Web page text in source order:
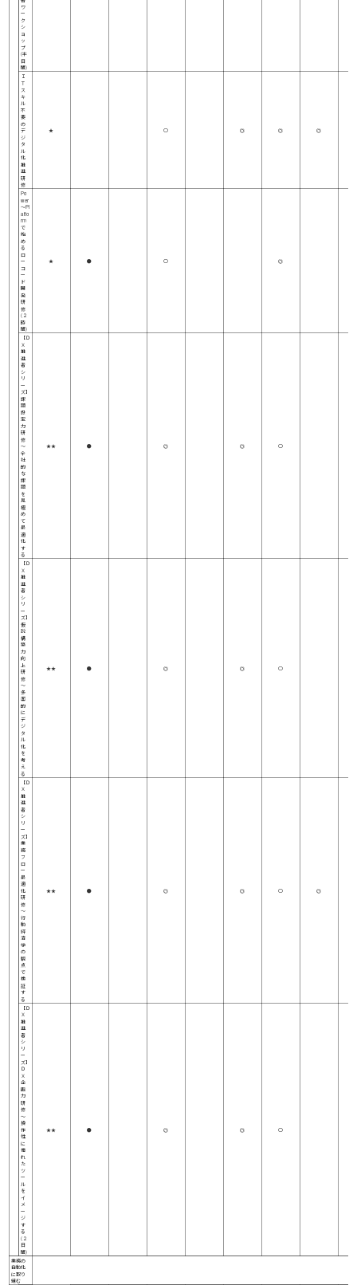
ワ
ー
ク
シ
ョ
ッ
プ
(半
日
間)
Ｉ
Ｔ
ス
キ
ル
不
要
の
デ
ジ
タ
ル
化
推
進
研
修
★ ○ ◎ ◎ ◎
Po
wer
～Pl
atfo
rm
で
始
め
る
ロ
ー
コ
ー
ド
開
発
研
修
(２
時
間)
★ ● ○ ◎
【Ｄ
Ｘ
推
進
者
シ
リ
ー
ズ】
課
題
設
定
力
研
修
～
全
社
的
な
課
題
を
見
極
め
て
最
適
化
す
る
★★ ● ◎ ◎ ○
【Ｄ
Ｘ
推
進
者
シ
リ
ー
ズ】
仮
説
構
築
力
向
上
研
修
～
多
面
的
に
デ
ジ
タ
ル
化
を
考
え
る
★★ ● ◎ ◎ ○
【Ｄ
Ｘ
推
進
者
シ
リ
ー
ズ】
業
務
フ
ロ
ー
最
適
化
研
修
～
行
動
経
済
学
の
観
点
で
検
証
す
る
★★ ● ◎ ◎ ○ ◎
【Ｄ
Ｘ
推
進
者
シ
リ
ー
ズ】
Ｄ
Ｘ
企
画
力
研
修
～
操
作
性
に
優
れ
た
ツ
ー
ル
を
イ
メ
ー
ジ
す
る
(２
日
間)
★★ ● ◎ ◎ ○
業務の
自動化
に取り
組む